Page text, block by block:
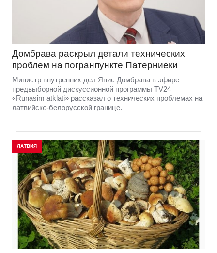
Домбравa раскрыл детали технических
проблем на погранпункте Патерниеки
Министр внутренних дел Янис Домбрава в эфире
предвыборной дискуссионной программы TV24
«Runāsim atklāti» рассказал о технических проблемах на
латвийско-белорусской границе.
ЛАТВИЯ